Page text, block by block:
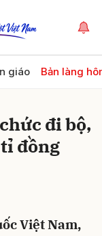
giáo Bản làng
đi bộ,
đồng
Việt Nam,